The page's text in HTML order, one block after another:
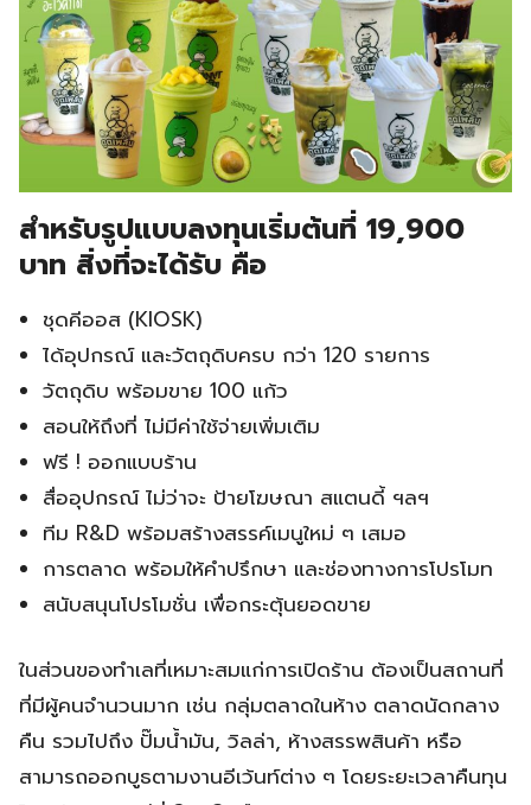
สำหรับรูปแบบลงทุนเริ่มต้นที่ 19,900
บาท สิ่งที่จะได้รับ คือ
ชุดคีออส (KIOSK)
ได้อุปกรณ์ และวัตถุดิบครบ กว่า 120 รายการ
วัตถุดิบ พร้อมขาย 100 แก้ว
สอนให้ถึงที่ ไม่มีค่าใช้จ่ายเพิ่มเติม
ฟรี ! ออกแบบร้าน
สื่ออุปกรณ์ ไม่ว่าจะ ป้ายโฆษณา สแตนดี้ ฯลฯ
ทีม R&D พร้อมสร้างสรรค์เมนูใหม่ ๆ เสมอ
การตลาด พร้อมให้คำปรึกษา และช่องทางการโปรโมท
สนับสนุนโปรโมชั่น เพื่อกระตุ้นยอดขาย
ในส่วนของทำเลที่เหมาะสมแก่การเปิดร้าน ต้องเป็นสถานที่
ที่มีผู้คนจำนวนมาก เช่น กลุ่มตลาดในห้าง ตลาดนัดกลาง
คืน รวมไปถึง ปั๊มน้ำมัน, วิลล่า, ห้างสรรพสินค้า หรือ
สามารถออกบูธตามงานอีเว้นท์ต่าง ๆ โดยระยะเวลาคืนทุน